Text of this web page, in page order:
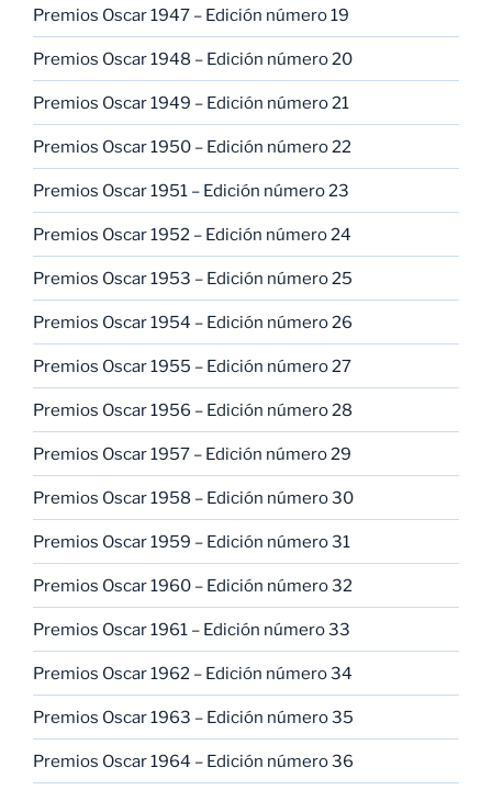
Premios Oscar 1947 – Edición número 19
Premios Oscar 1948 – Edición número 20
Premios Oscar 1949 – Edición número 21
Premios Oscar 1950 – Edición número 22
Premios Oscar 1951 – Edición número 23
Premios Oscar 1952 – Edición número 24
Premios Oscar 1953 – Edición número 25
Premios Oscar 1954 – Edición número 26
Premios Oscar 1955 – Edición número 27
Premios Oscar 1956 – Edición número 28
Premios Oscar 1957 – Edición número 29
Premios Oscar 1958 – Edición número 30
Premios Oscar 1959 – Edición número 31
Premios Oscar 1960 – Edición número 32
Premios Oscar 1961 – Edición número 33
Premios Oscar 1962 – Edición número 34
Premios Oscar 1963 – Edición número 35
Premios Oscar 1964 – Edición número 36